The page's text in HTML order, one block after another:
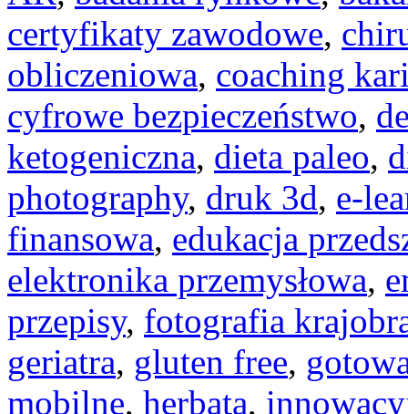
certyfikaty zawodowe,
obliczeniowa, coaching
cyfrowe bezpieczeństwo,
ketogeniczna, dieta paleo,
photography, druk 3d, e-
finansowa, edukacja
elektronika przemysłowa,
przepisy, fotografia
geriatra, gluten free,
mobilne, herbata,